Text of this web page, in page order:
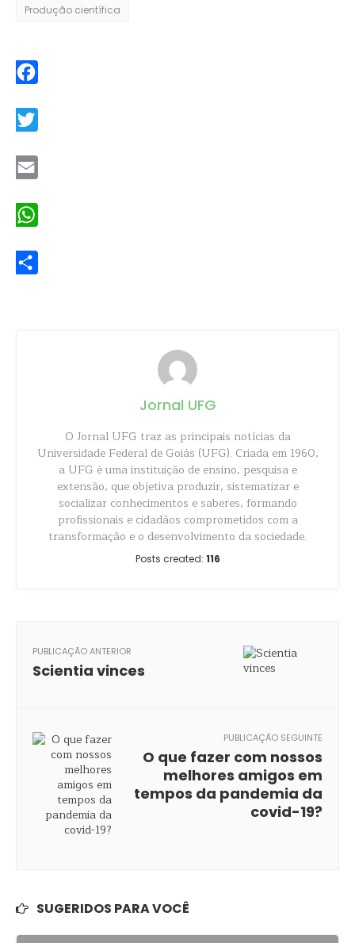
Produção científica
Jornal UFG
O Jornal UFG traz as principais notícias da
Universidade Federal de Goiás (UFG). Criada em 1960,
a UFG é uma instituição de ensino, pesquisa e
extensão, que objetiva produzir, sistematizar e
socializar conhecimentos e saberes, formando
profissionais e cidadãos comprometidos com a
transformação e o desenvolvimento da sociedade.
Posts created: 116
PUBLICAÇÃO ANTERIOR
Scientia vinces
PUBLICAÇÃO SEGUINTE
O que fazer com nossos
melhores amigos em
tempos da pandemia da
covid-19?
SUGERIDOS PARA VOCÊ